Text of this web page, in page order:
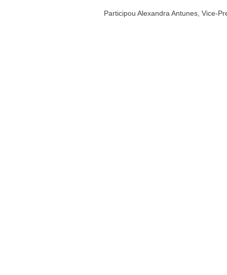
Participou Alexandra Antunes, Vice-